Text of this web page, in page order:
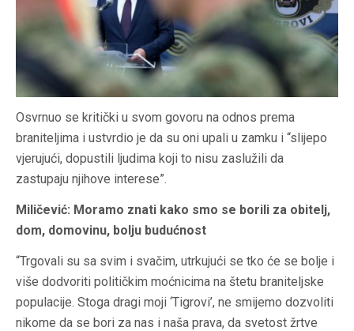
Osvrnuo se kritički u svom govoru na odnos prema
braniteljima i ustvrdio je da su oni upali u zamku i “slijepo
vjerujući, dopustili ljudima koji to nisu zaslužili da
zastupaju njihove interese”.
Miličević: Moramo znati kako smo se borili za obitelj,
dom, domovinu, bolju budućnost
“Trgovali su sa svim i svačim, utrkujući se tko će se bolje i
više dodvoriti političkim moćnicima na štetu braniteljske
populacije. Stoga dragi moji ‘Tigrovi’, ne smijemo dozvoliti
nikome da se bori za nas i naša prava, da svetost žrtve